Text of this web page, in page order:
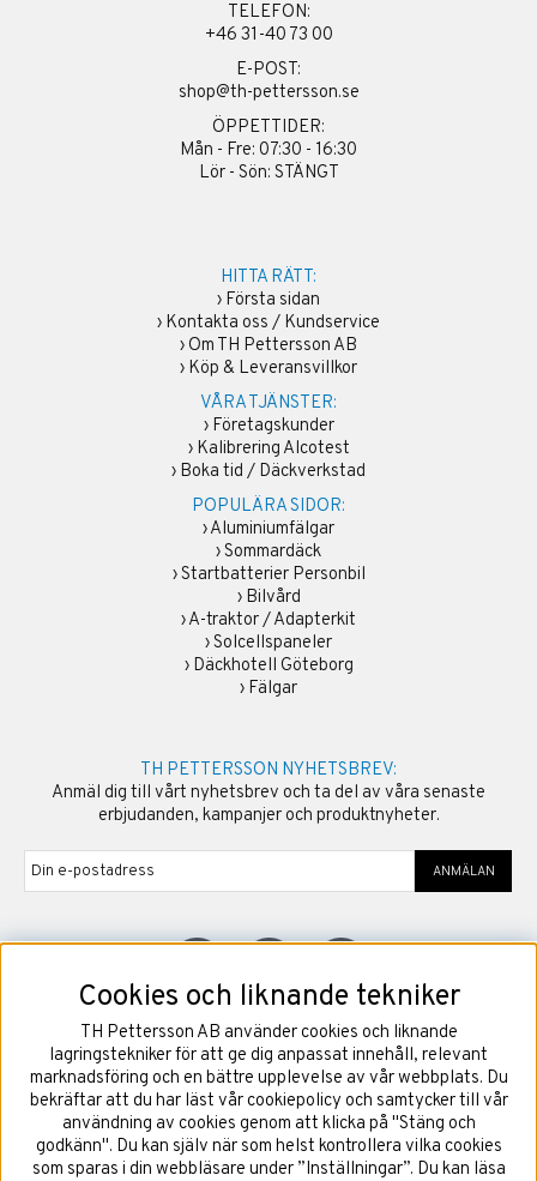
TELEFON:
+46 31-40 73 00
E-POST:
shop@th-pettersson.se
ÖPPETTIDER:
Mån - Fre: 07:30 - 16:30
Lör - Sön: STÄNGT
HITTA RÄTT:
› Första sidan
› Kontakta oss / Kundservice
› Om TH Pettersson AB
› Köp & Leveransvillkor
VÅRA TJÄNSTER:
› Företagskunder
› Kalibrering Alcotest
› Boka tid / Däckverkstad
POPULÄRA SIDOR:
›Aluminiumfälgar
›Sommardäck
›Startbatterier Personbil
› Bilvård
›A-traktor / Adapterkit
›Solcellspaneler
› Däckhotell Göteborg
› Fälgar
TH PETTERSSON NYHETSBREV:
Anmäl dig till vårt nyhetsbrev och ta del av våra senaste
erbjudanden, kampanjer och produktnyheter.
ANMÄLAN
©2026Copyright TH Pettersson AB
Cookies och liknande tekniker
TH Pettersson AB använder cookies och liknande
lagringstekniker för att ge dig anpassat innehåll, relevant
marknadsföring och en bättre upplevelse av vår webbplats. Du
bekräftar att du har läst vår cookiepolicy och samtycker till vår
användning av cookies genom att klicka på "Stäng och
godkänn". Du kan själv när som helst kontrollera vilka cookies
som sparas i din webbläsare under ”Inställningar”. Du kan läsa